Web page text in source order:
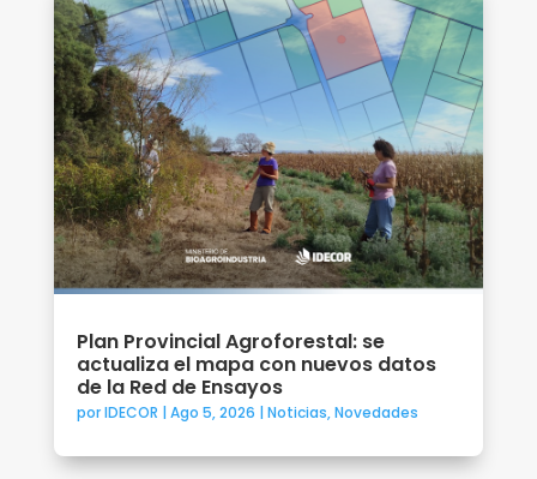
Plan Provincial Agroforestal: se
actualiza el mapa con nuevos datos
de la Red de Ensayos
porIDECOR Ago 5, 2026 Noticias,Novedades